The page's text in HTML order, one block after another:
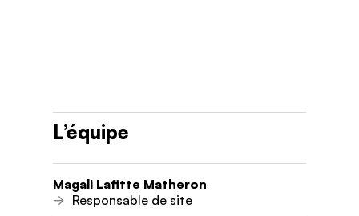
L’équipe
Magali Lafitte Matheron
Responsable de site